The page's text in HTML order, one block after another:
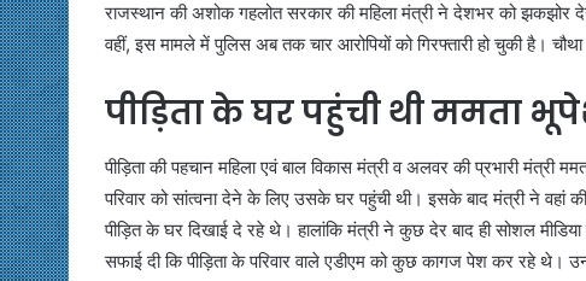
राजस्थान की अशोक गहलोत सरकार की महिला मंत्री ने देशभर को झकझोर
वहीं, इस मामले में पुलिस अब तक चार आरोपियों को गिरफ्तारी हो चुकी है।
पीड़िता के घर पहुंची थी ममता
पीड़िता की पहचान महिला एवं बाल विकास मंत्री व अलवर की प्रभारी
परिवार को सांत्वना देने के लिए उसके घर पहुंची थी। इसके बाद मंत्री ने वहां
पीड़ित के घर दिखाई दे रहे थे। हालांकि मंत्री ने कुछ देर बाद ही सोशल
सफाई दी कि पीड़िता के परिवार वाले एडीएम को कुछ कागज पेश कर रहे थे।